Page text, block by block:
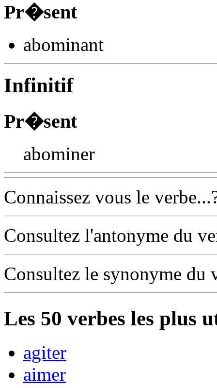
Pr�sent
abominant
Infinitif
Pr�sent
abominer
Connaissez vous le
Consultez l'antonyme du
Consultez le synonyme du
Les 50 verbes les plus
agiter
aimer